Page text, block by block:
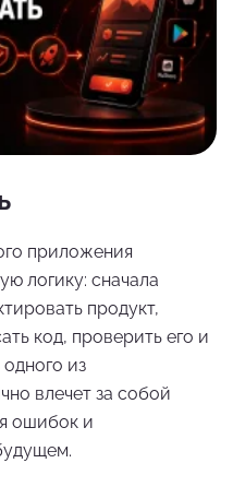
приложения
логику: сначала
продукт,
код, проверить его и
из
влечет за собой
ошибок и